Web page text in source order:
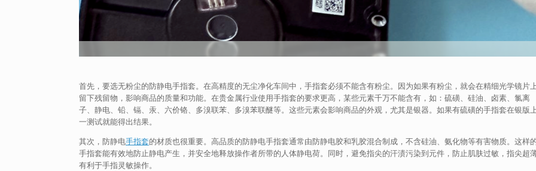
首先，要选无粉尘的防静电手指套。在高精度的无尘净化车间中，手指套必须不能含有粉尘。因为如果有粉尘，就会在精细光学镜片
留下残留物，影响商品的质量和功能。在贵金属行业使用手指套的要求更高，某些元素千万不能含有，如：硫磺、硅油、卤素、氯离
子、静电、铅、镉、汞、六价铬、多溴联苯、多溴苯联醚等。这些元素会影响商品的外观，尤其是银器。如果有硫磺的手指套在银版
一测试就能得出结果。
其次，防静电手指套的材质也很重要。高品质的防静电手指套通常由防静电胶和乳胶混合制成，不含硅油、氨化物等有害物质。这样
手指套能有效地防止静电产生，并安全地释放操作者所带的人体静电荷。同时，避免指尖的汗渍污染到元件，防止肌肤过敏，指尖超
有利于手指灵敏操作。